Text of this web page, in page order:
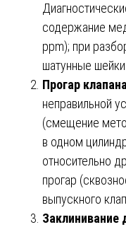
содержание
ppm); при
шатунные
Прогар клапана
неправильной
(смещение
в одном
относительно
прогар
выпускного
Заклинивание